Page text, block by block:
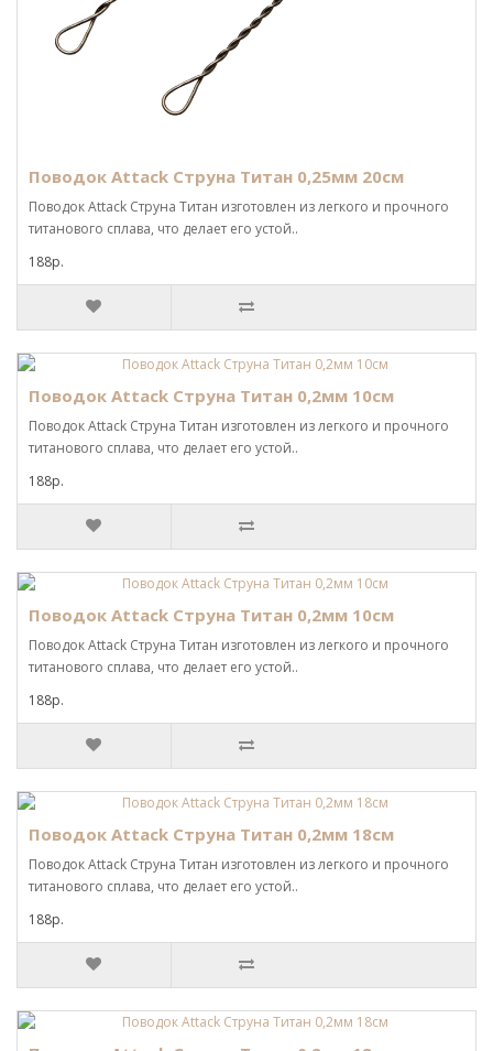
Поводок Attack Струна Титан 0,25мм 20см
Поводок Attack Струна Титан изготовлен из легкого и прочного
титанового сплава, что делает его устой..
188р.
Поводок Attack Струна Титан 0,2мм 10см
Поводок Attack Струна Титан изготовлен из легкого и прочного
титанового сплава, что делает его устой..
188р.
Поводок Attack Струна Титан 0,2мм 10см
Поводок Attack Струна Титан изготовлен из легкого и прочного
титанового сплава, что делает его устой..
188р.
Поводок Attack Струна Титан 0,2мм 18см
Поводок Attack Струна Титан изготовлен из легкого и прочного
титанового сплава, что делает его устой..
188р.